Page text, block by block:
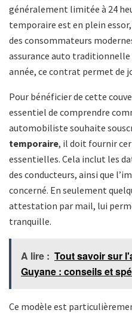
généralement limitée à 24
temporaire est en plein
des consommateurs
assurance auto traditionnelle
année, ce contrat permet de
Pour bénéficier de cette
essentiel de comprendre
automobiliste souhaite
temporaire, il doit fournir
essentielles. Cela inclut les
des conducteurs, ainsi que
concerné. En seulement
attestation par mail, lui
tranquille.
A lire : Tout savoir sur
Guyane : conseils et
Ce modèle est